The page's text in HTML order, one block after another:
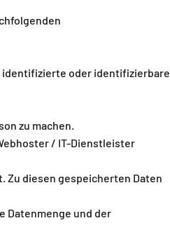
identifizierte oder identifizierbare
zu machen.
/ IT-Dienstleister
diesen gespeicherten Daten
Datenmenge und der